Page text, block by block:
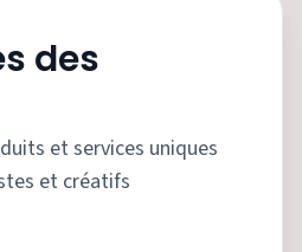
des
et services uniques
et créatifs